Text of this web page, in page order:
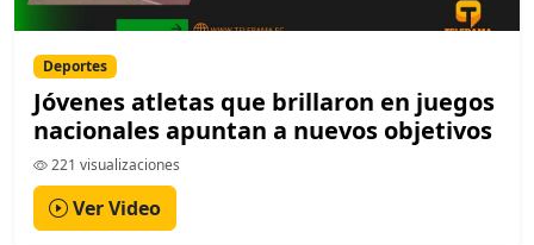
Deportes
Jóvenes atletas que brillaron en juegos
nacionales apuntan a nuevos objetivos
221 visualizaciones
Ver Video